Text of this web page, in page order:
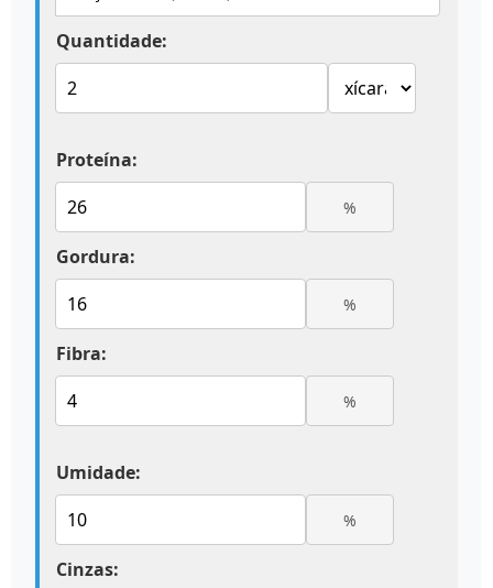
Quantidade:
Proteína:
%
Gordura:
%
Fibra:
%
Umidade:
%
Cinzas: